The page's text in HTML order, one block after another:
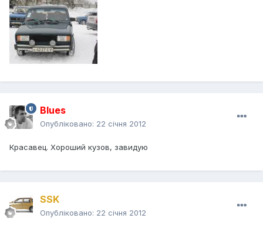
Blues
Опубліковано: 22 січня 2012
Красавец. Хороший кузов, завидую
SSK
Опубліковано: 22 січня 2012